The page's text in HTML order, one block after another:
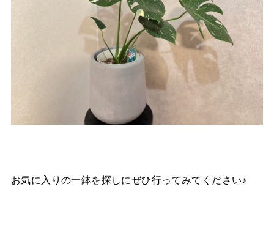
お気に入りの一鉢を探しにぜひ行ってみてください♪